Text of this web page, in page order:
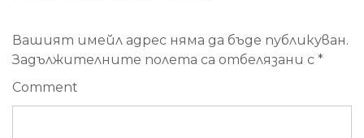
Вашият имейл адрес няма да бъде публикуван.
Задължителните полета са отбелязани с *
Comment